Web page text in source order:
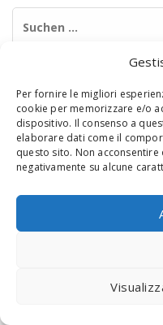
Per fornire le migliori
cookie per memorizzare e/o
dispositivo. Il consenso a
elaborare dati come il
questo sito. Non
negativamente su alcune
© 2020 Digital Touch